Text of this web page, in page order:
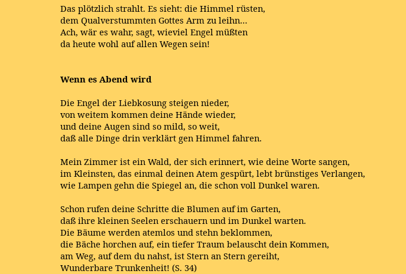
Das plötzlich strahlt. Es sieht: die Himmel rüsten,
dem Qualverstummten Gottes Arm zu leihn…
Ach, wär es wahr, sagt, wieviel Engel müßten
da heute wohl auf allen Wegen sein!
Wenn es Abend wird
Die Engel der Liebkosung steigen nieder,
von weitem kommen deine Hände wieder,
und deine Augen sind so mild, so weit,
daß alle Dinge drin verklärt gen Himmel fahren.
Mein Zimmer ist ein Wald, der sich erinnert, wie deine Worte sangen,
im Kleinsten, das einmal deinen Atem gespürt, lebt brünstiges Verlangen,
wie Lampen gehn die Spiegel an, die schon voll Dunkel waren.
Schon rufen deine Schritte die Blumen auf im Garten,
daß ihre kleinen Seelen erschauern und im Dunkel warten.
Die Bäume werden atemlos und stehn beklommen,
die Bäche horchen auf, ein tiefer Traum belauscht dein Kommen,
am Weg, auf dem du nahst, ist Stern an Stern gereiht,
Wunderbare Trunkenheit! (S. 34)